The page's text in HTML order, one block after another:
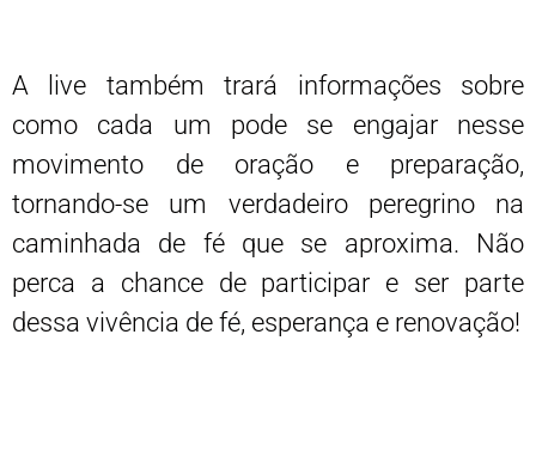
A live também trará informações sobre
como cada um pode se engajar nesse
movimento de oração e preparação,
tornando-se um verdadeiro peregrino na
caminhada de fé que se aproxima. Não
perca a chance de participar e ser parte
dessa vivência de fé, esperança e renovação!